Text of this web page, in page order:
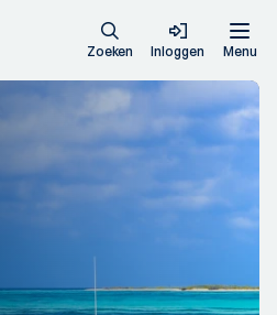
Zoeken Inloggen Menu